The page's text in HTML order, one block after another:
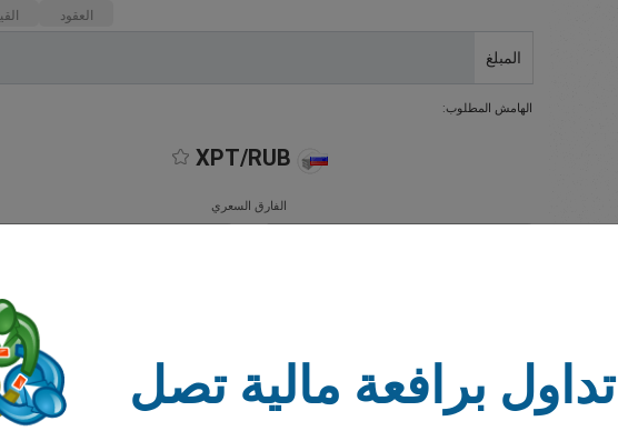
العقود
المبلغ
الهامش المطلوب:
XPT/RUB
الفارق السعري
تداول برافعة مالية تصل